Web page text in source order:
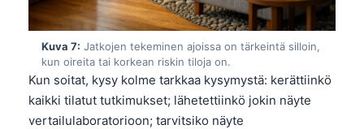
Kuva 7: Jatkojen tekeminen ajoissa on tärkeintä silloin,
kun oireita tai korkean riskin tiloja on.
Kun soitat, kysy kolme tarkkaa kysymystä: kerättiinkö
kaikki tilatut tutkimukset; lähetettiinkö jokin näyte
vertailulaboratorioon; tarvitsiko näyte
فارسی
Български
Dansk
Nederlands
हिन्दी